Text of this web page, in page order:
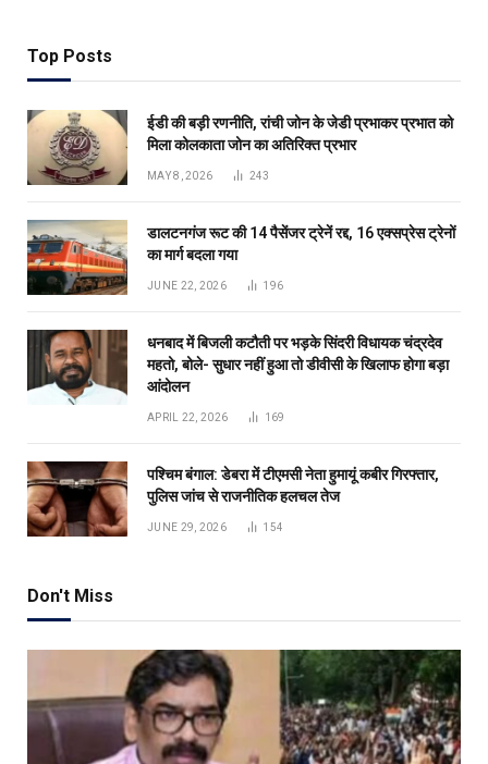
Top Posts
ईडी की बड़ी रणनीति, रांची जोन के जेडी प्रभाकर प्रभात को
मिला कोलकाता जोन का अतिरिक्त प्रभार
MAY 8, 2026 243
डालटनगंज रूट की 14 पैसेंजर ट्रेनें रद्द, 16 एक्सप्रेस ट्रेनों
का मार्ग बदला गया
JUNE 22, 2026 196
धनबाद में बिजली कटौती पर भड़के सिंदरी विधायक चंद्रदेव
महतो, बोले- सुधार नहीं हुआ तो डीवीसी के खिलाफ होगा बड़ा
आंदोलन
APRIL 22, 2026 169
पश्चिम बंगाल: डेबरा में टीएमसी नेता हुमायूं कबीर गिरफ्तार,
पुलिस जांच से राजनीतिक हलचल तेज
JUNE 29, 2026 154
Don't Miss